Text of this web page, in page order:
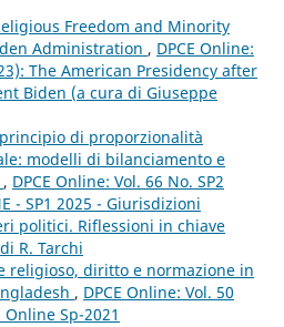
Freedom and Minority
Administration , DPCE Online:
The American Presidency after
Biden (a cura di Giuseppe
di proporzionalità
modelli di bilanciamento e
, DPCE Online: Vol. 66 No. SP2
- SP1 2025 - Giurisdizioni
politici. Riflessioni in chiave
R. Tarchi
religioso, diritto e normazione in
, DPCE Online: Vol. 50
Online Sp-2021